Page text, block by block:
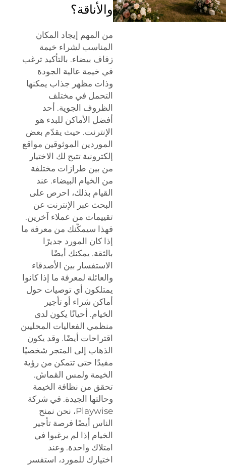
والأناقة؟
من المهم إيجاد المكان
المناسب لشراء خيمة
زفاف بيضاء. بالتأكيد ترغب
في خيمة عالية الجودة
وذات مظهر جذاب يمكنها
التحمل في مختلف
الظروف الجوية. أحد
أفضل الأماكن للبدء هو
الإنترنت. حيث يقدّم بعض
الموردين الموثوقين مواقع
إلكترونية تتيح لك الاختيار
من بين طرازات مختلفة
من الخيام البيضاء. عند
القيام بذلك، احرص على
البحث عبر الإنترنت عن
تقييمات من عملاء آخرين.
فهذا سيمكّنك من معرفة ما
إذا كان المورد جديرًا
بالثقة. يمكنك أيضًا
الاستفسار بين الأصدقاء
والعائلة لمعرفة ما إذا كانوا
يمتلكون أي توصيات حول
أماكن شراء أو تأجير
الخيام. أحيانًا يكون لدى
منظمي الفعاليات المحليين
اقتراحات أيضًا. وقد يكون
الذهاب إلى المتجر شخصيًا
مفيدًا حتى تتمكن من رؤية
الخيمة ولمس القماش.
تحقق من نظافة الخيمة
وحالتها الجيدة. في شركة
Playwise، نحن نمنح
الناس أيضًا فرصة تأجير
الخيام إذا لم يرغبوا في
امتلاك واحدة. وعند
اختيارك للمورد، استفسر